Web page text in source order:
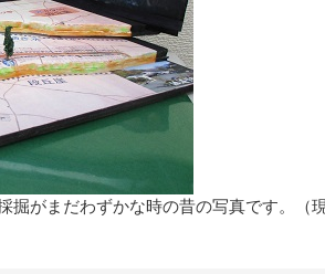
がまだわずかな時の昔の写真です。（